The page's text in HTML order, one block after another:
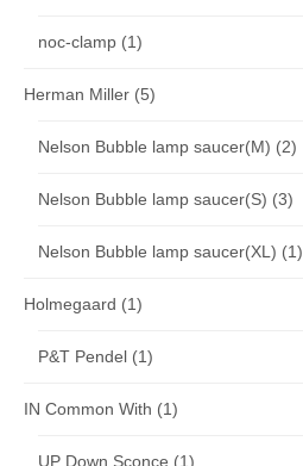
noc-clamp (1)
Herman Miller (5)
Nelson Bubble lamp saucer(M) (2)
Nelson Bubble lamp saucer(S) (3)
Nelson Bubble lamp saucer(XL) (1)
Holmegaard (1)
P&T Pendel (1)
IN Common With (1)
UP Down Sconce (1)